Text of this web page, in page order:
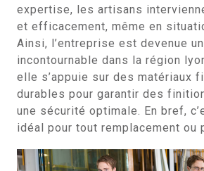
expertise, les artisans
et efficacement, même en
Ainsi, l’entreprise est devenue
incontournable dans la région
elle s’appuie sur des matériaux
durables pour garantir des
une sécurité optimale. En bref,
idéal pour tout remplacement ou